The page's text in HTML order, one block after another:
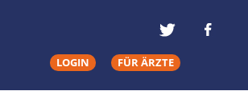
LOGIN FÜR ÄRZTE